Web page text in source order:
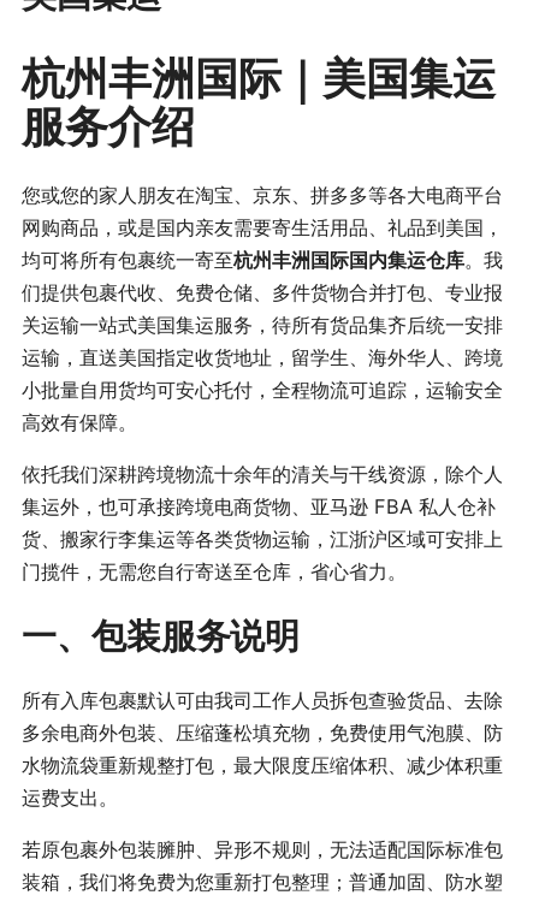
杭州丰洲国际｜美国集运
服务介绍
您或您的家人朋友在淘宝、京东、拼多多等各大电商平台
网购商品，或是国内亲友需要寄生活用品、礼品到美国，
均可将所有包裹统一寄至杭州丰洲国际国内集运仓库。我
们提供包裹代收、免费仓储、多件货物合并打包、专业报
关运输一站式美国集运服务，待所有货品集齐后统一安排
运输，直送美国指定收货地址，留学生、海外华人、跨境
小批量自用货均可安心托付，全程物流可追踪，运输安全
高效有保障。
依托我们深耕跨境物流十余年的清关与干线资源，除个人
集运外，也可承接跨境电商货物、亚马逊 FBA 私人仓补
货、搬家行李集运等各类货物运输，江浙沪区域可安排上
门揽件，无需您自行寄送至仓库，省心省力。
一、包装服务说明
所有入库包裹默认可由我司工作人员拆包查验货品、去除
多余电商外包装、压缩蓬松填充物，免费使用气泡膜、防
水物流袋重新规整打包，最大限度压缩体积、减少体积重
运费支出。
若原包裹外包装臃肿、异形不规则，无法适配国际标准包
装箱，我们将免费为您重新打包整理；普通加固、防水塑